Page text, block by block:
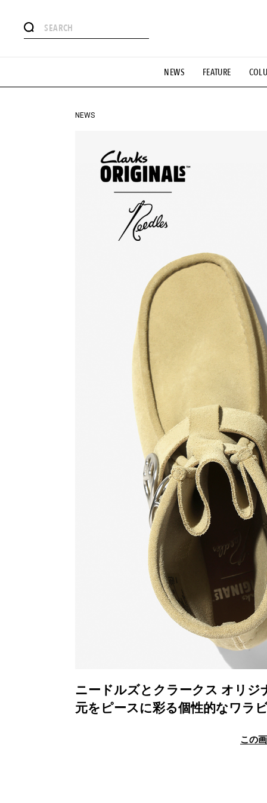
NEWS FEATURE
#憧れの逸品 #ESSENTIAL
#GH 銘品の所以 #フイナムのYouTube #Commune H
#HANDSOME HANDBOOK
NEWS
ニードルズとクラークス オリ
元をピースに彩る個性的なワラ
この